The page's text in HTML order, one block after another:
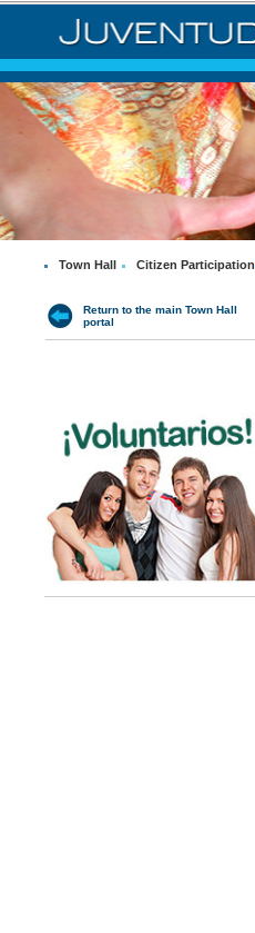
Town Hall Citizen Participation
Return to the main Town Hall
portal